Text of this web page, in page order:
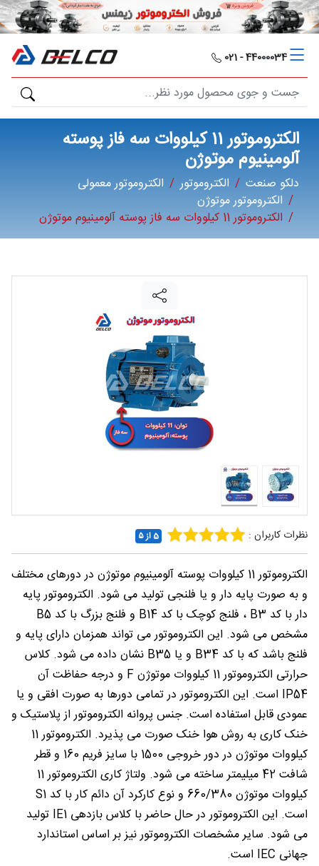
دلکو
صنعت
محصولات
مصارف
صنعتی
مقالات
گالری
ها
44000034 - 021
الکتروموتور 11 کیلووات سه فاز پوسته
آلومینیوم موتوژن
دلکو صنعت الکتروموتور
الکتروموتور معمولی
الکتروموتور موتوژن
الکتروموتور 11 کیلووات سه فاز پوسته آلومینیوم موتوژن
نظرات کاربران : 5 از ۵
الکتروموتور 11 کیلووات پوسته آلومینیوم موتوژن در دورهای مختلف
و به صورت پایه دار و یا فلنجی تولید می شود. الکتروموتور پایه
دار با کد B3 ، فلنج کوچک با کد B14 و فلنج بزرگ با کد B5
مشخص می شود. این الکتروموتور می تواند همزمان دارای پایه و
فلنج باشد که با کد B34 و یا B35 نشان داده می شود. کلاس
حرارتی الکتروموتور 11 کیلووات موتوژن F و درجه حفاظت آن
IP54 است. این الکتروموتور در تمامی دورها به صورت افقی و یا
عمودی قابل استفاده است. جنس پروانه الکتروموتور از پلاستیک و
خنک کاری به روش هوا خنک صورت می پذیرد. الکتروموتور 11
کیلووات موتوژن در دور خروجی 1500 با سایز فریم 160 و قطر
شافت 42 میلیمتر ساخته می شود. ولتاژ کاری الکتروموتور 11
کیلووات موتوژن 660/380 و نوع کارکرد آن دائم کار با کد S1
است. این الکتروموتور در حال حاضر با کلاس بازدهی IE1 تولید
می شود. سایر مشخصات الکتروموتور نیز بر اساس استاندارد
جهانی IEC است.